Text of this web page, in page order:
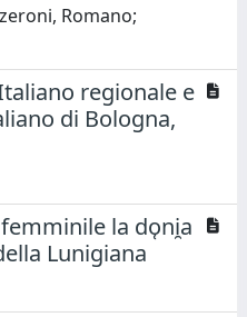
Romano;
regionale e
di Bologna,
la do̜ni̯a
Lunigiana